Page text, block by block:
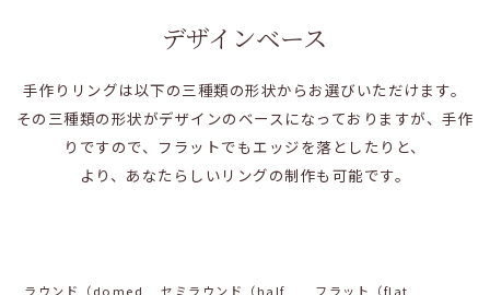
デザインベース
手作りリングは以下の三種類の形状からお選びいただけます。
その三種類の形状がデザインのベースになっておりますが、手作
りですので、フラットでもエッジを落としたりと、
より、あなたらしいリングの制作も可能です。
ラウンド（domed セミラウンド（half フラット（flat